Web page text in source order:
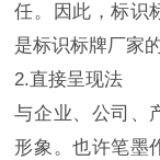
任。因此，标识
是标识标牌厂家
2.直接呈现法
与企业、公司、
形象。也许笔墨